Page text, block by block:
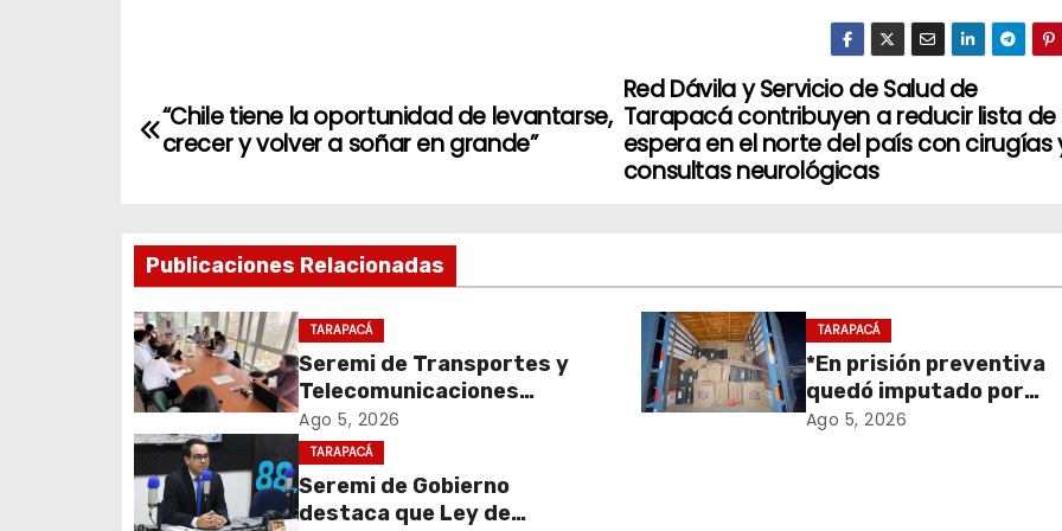
N
a
e
g
a
c
i
ó
Red Dávila y Servicio de Salud de
Tarapacá contribuyen a reducir lista de
espera en el norte del país con cirugías
consultas neurológicas
“Chile tiene la oportunidad de levantarse,
crecer y volver a soñar en grande”
Publicaciones Relacionadas
TARAPACÁ
Seremi de Transportes y
Telecomunicaciones
encabezó primera mesa de
coordinación para el retiro
de cables en desuso en
Iquique
Ago 5, 2026
TARAPACÁ
*En prisión preventiva
quedó imputado por
receptación de
Ago 5, 2026
TARAPACÁ
Seremi de Gobierno
destaca que Ley de